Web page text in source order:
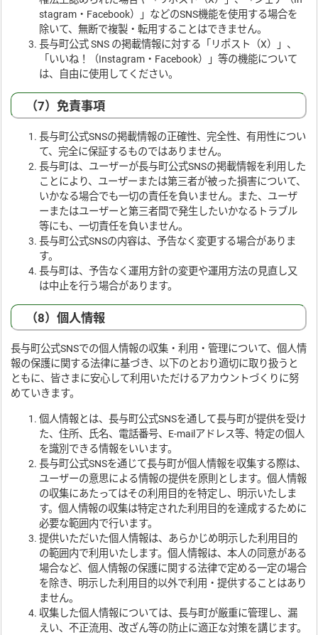
stagram・Facebook）」などのSNS機能を使用する場合を
除いて、無断で複製・転用することはできません。
長与町公式 SNS の掲載情報に対する「リポスト（X）」、
「いいね！（Instagram・Facebook）」等の機能について
は、自由に使用してください。
（7）免責事項
長与町公式SNSの掲載情報の正確性、完全性、有用性につい
て、完全に保証するものではありません。
長与町は、ユーザーが長与町公式SNSの掲載情報を利用した
ことにより、ユーザーまたは第三者が被った損害について、
いかなる場合でも一切の責任を負いません。また、ユーザ
ーまたはユーザーと第三者間で発生したいかなるトラブル
等にも、一切責任を負いません。
長与町公式SNSの内容は、予告なく変更する場合がありま
す。
長与町は、予告なく運用方針の変更や運用方法の見直し又
は中止を行う場合があります。
（8）個人情報
長与町公式SNSでの個人情報の収集・利用・管理について、個人情
報の保護に関する法律に基づき、以下のとおり適切に取り扱うと
ともに、皆さまに安心して利用いただけるアカウントづくりに努
めていきます。
個人情報とは、長与町公式SNSを通して長与町が提供を受け
た、住所、氏名、電話番号、E-mailアドレス等、特定の個人
を識別できる情報をいいます。
長与町公式SNSを通じて長与町が個人情報を収集する際は、
ユーザーの意思による情報の提供を原則とします。個人情報
の収集にあたってはその利用目的を特定し、明示いたしま
す。個人情報の収集は特定された利用目的を達成するために
必要な範囲内で行います。
提供いただいた個人情報は、あらかじめ明示した利用目的
の範囲内で利用いたします。個人情報は、本人の同意がある
場合など、個人情報の保護に関する法律で定める一定の場合
を除き、明示した利用目的以外で利用・提供することはあり
ません。
収集した個人情報については、長与町が厳重に管理し、漏
えい、不正流用、改ざん等の防止に適正な対策を講じます。